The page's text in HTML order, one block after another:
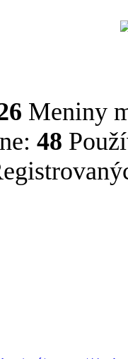
Meniny
48